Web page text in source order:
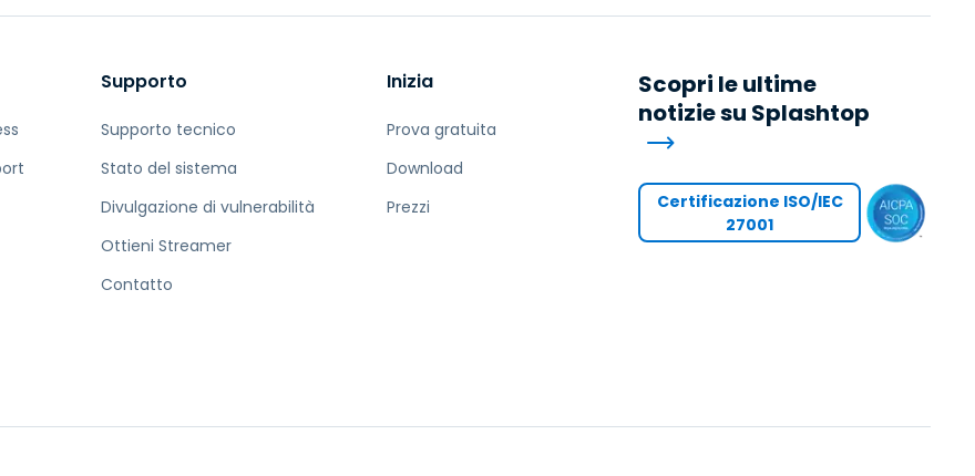
Supporto
Supporto tecnico
Stato del sistema
Divulgazione di vulnerabilità
Ottieni Streamer
Contatto
Inizia
Prova gratuita
Download
Prezzi
Scopri le ultime
notizie su Splashtop
Certificazione ISO/IEC
27001